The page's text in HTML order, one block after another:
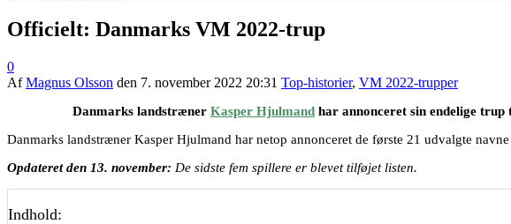
Officielt: Danmarks VM 2022-trup
0
AfMagnus Olsson den 7. november 2022 20:31 Top-historier, VM 2022-trupper
Danmarks landstræner Kasper Hjulmand har annonceret sin endelige
Danmarks landstræner Kasper Hjulmand har netop annonceret de første 21 udvalgte
Opdateret den 13. november: De sidste fem spillere er blevet tilføjet listen.
Indhold: